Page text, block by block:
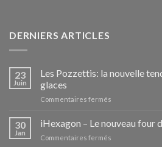
DERNIERS ARTICLES
23
Juin
Les Pozzettis: la nouvelle
glaces
Commentaires fermés
Pozzettis:
la
30
Jan
iHexagon – Le nouveau four
Commentaires fermés